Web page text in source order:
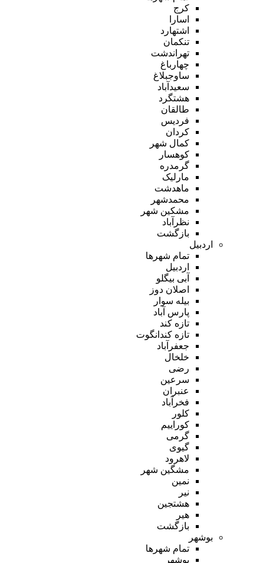
کرج
اسارا
اشتهارد
تنکمان
تهراندشت
چهارباغ
ساوجبلاغ
سعیدآباد
هشتگرد
طالقان
فردیس
کردان
کمال شهر
کوهسار
گرمدره
مارلیک
ماهدشت
محمدشهر
مشکین شهر
نظرآباد
بازگشت
اردبیل
تمام شهر‌ها
اردبیل
آبی بیگلو
اصلان دوز
بیله سوار
پارس آباد
تازه کند
تازه کندانگوت
جعفرآباد
خلخال
رضی
سرعین
عنبران
فخرآباد
کلور
کوراییم
گرمی
گیوی
لاهرود
مشگین شهر
نمین
نیر
هشتجین
هیر
بازگشت
بوشهر
تمام شهر‌ها
بوشهر